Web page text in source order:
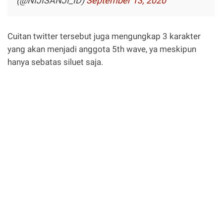
Cuitan twitter tersebut juga mengungkap 3 karakter
yang akan menjadi anggota 5th wave, ya meskipun
hanya sebatas siluet saja.